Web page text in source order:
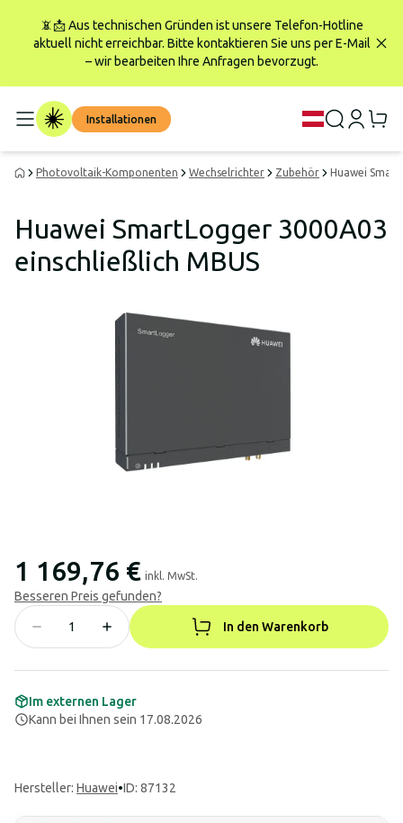
📵📩 Aus technischen Gründen ist unsere Telefon-Hotline
aktuell nicht erreichbar. Bitte kontaktieren Sie uns per E-Mail
– wir bearbeiten Ihre Anfragen bevorzugt.
Installationen
Photovoltaik-Komponenten Wechselrichter Zubehör Huawei
Huawei SmartLogger 3000A03
einschließlich MBUS
1 169,76 € inkl. MwSt.
Besseren Preis gefunden?
In den Warenkorb
Im externen Lager
Kann bei Ihnen sein 17.08.2026
Hersteller: Huawei•ID: 87132